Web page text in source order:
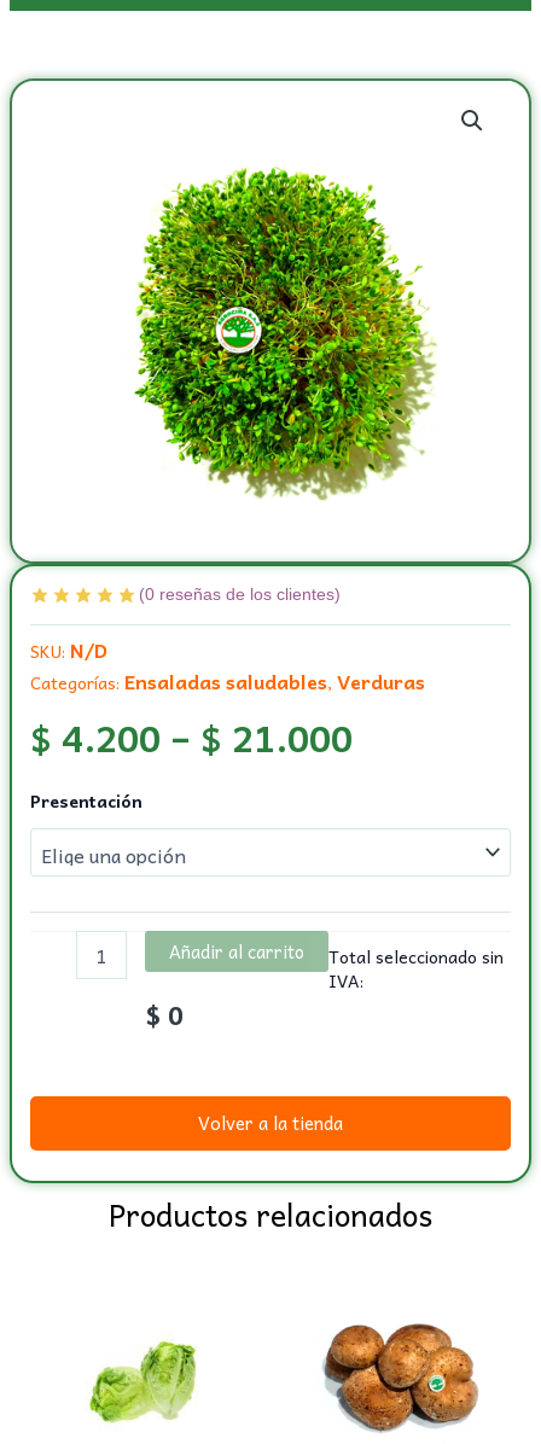
(0reseñas de los clientes)
SKU: N/D
Categorías: Ensaladas saludables, Verduras
$ 4.200 – $ 21.000
Presentación
Alfalfa
Añadir al carrito
Total seleccionado sin
IVA:
$ 0
Volver a la tienda
Productos relacionados